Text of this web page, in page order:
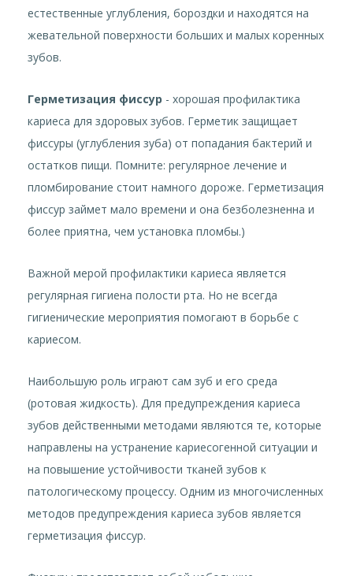
естественные углубления, бороздки и находятся на
жевательной поверхности больших и малых коренных
зубов.
Герметизация фиссур - хорошая профилактика
кариеса для здоровых зубов. Герметик защищает
фиссуры (углубления зуба) от попадания бактерий и
остатков пищи. Помните: регулярное лечение и
пломбирование стоит намного дороже. Герметизация
фиссур займет мало времени и она безболезненна и
более приятна, чем установка пломбы.)
Важной мерой профилактики кариеса является
регулярная гигиена полости рта. Но не всегда
гигиенические мероприятия помогают в борьбе с
кариесом.
Наибольшую роль играют сам зуб и его среда
(ротовая жидкость). Для предупреждения кариеса
зубов действенными методами являются те, которые
направлены на устранение кариесогенной ситуации и
на повышение устойчивости тканей зубов к
патологическому процессу. Одним из многочисленных
методов предупреждения кариеса зубов является
герметизация фиссур.